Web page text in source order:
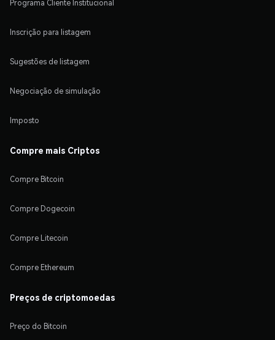
Programa Cliente Institucional
Inscrição para listagem
Sugestões de listagem
Negociação de simulação
Imposto
Compre mais Criptos
Compre Bitcoin
Compre Dogecoin
Compre Litecoin
Compre Ethereum
Preços de criptomoedas
Preço do Bitcoin